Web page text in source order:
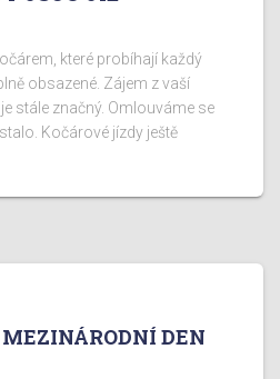
které probíhají každý
obsazené. Zájem z vaší
stále značný. Omlouváme se
Kočárové jízdy ještě
DEN